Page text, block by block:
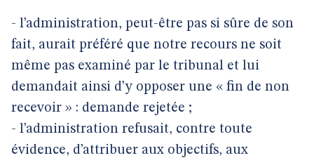
- l’administration, peut-être pas si sûre de son
fait, aurait préféré que notre recours ne soit
même pas examiné par le tribunal et lui
demandait ainsi d’y opposer une « fin de non
recevoir » : demande rejetée ;
- l’administration refusait, contre toute
évidence, d’attribuer aux objectifs, aux